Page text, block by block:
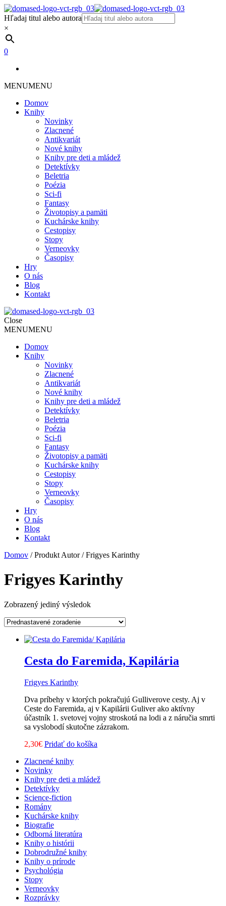
Hľadaj titul alebo autora
×
0
MENUMENU
Domov
Knihy
Novinky
Zlacnené
Antikvariát
Nové knihy
Knihy pre deti a mládež
Detektívky
Beletria
Poézia
Sci-fi
Fantasy
Životopisy a pamäti
Kuchárske knihy
Cestopisy
Stopy
Verneovky
Časopisy
Hry
O nás
Blog
Kontakt
Close
MENUMENU
Domov
Knihy
Novinky
Zlacnené
Antikvariát
Nové knihy
Knihy pre deti a mládež
Detektívky
Beletria
Poézia
Sci-fi
Fantasy
Životopisy a pamäti
Kuchárske knihy
Cestopisy
Stopy
Verneovky
Časopisy
Hry
O nás
Blog
Kontakt
Domov / Produkt Autor / Frigyes Karinthy
Frigyes Karinthy
Zobrazený jediný výsledok
Cesta do Faremida, Kapilária
Frigyes Karinthy
Dva príbehy v ktorých pokračujú Gulliverove cesty. Aj v
Ceste do Faremida, aj v Kapilárii Guliver ako aktívny
účastník 1. svetovej vojny stroskotá na lodi a z náručia smrti
sa vyslobodí skutočne zázrakom.
2,30€ Pridať do košíka
Zlacnené knihy
Novinky
Knihy pre deti a mládež
Detektívky
Science-fiction
Romány
Kuchárske knihy
Biografie
Odborná literatúra
Knihy o histórii
Dobrodružné knihy
Knihy o prírode
Psychológia
Stopy
Verneovky
Rozprávky